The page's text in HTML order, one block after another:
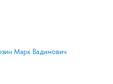
Марк Вадимович